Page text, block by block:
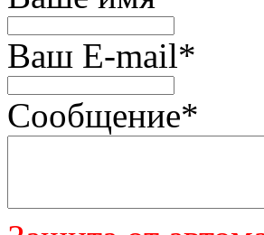
Ваш E-mail*
Сообщение*